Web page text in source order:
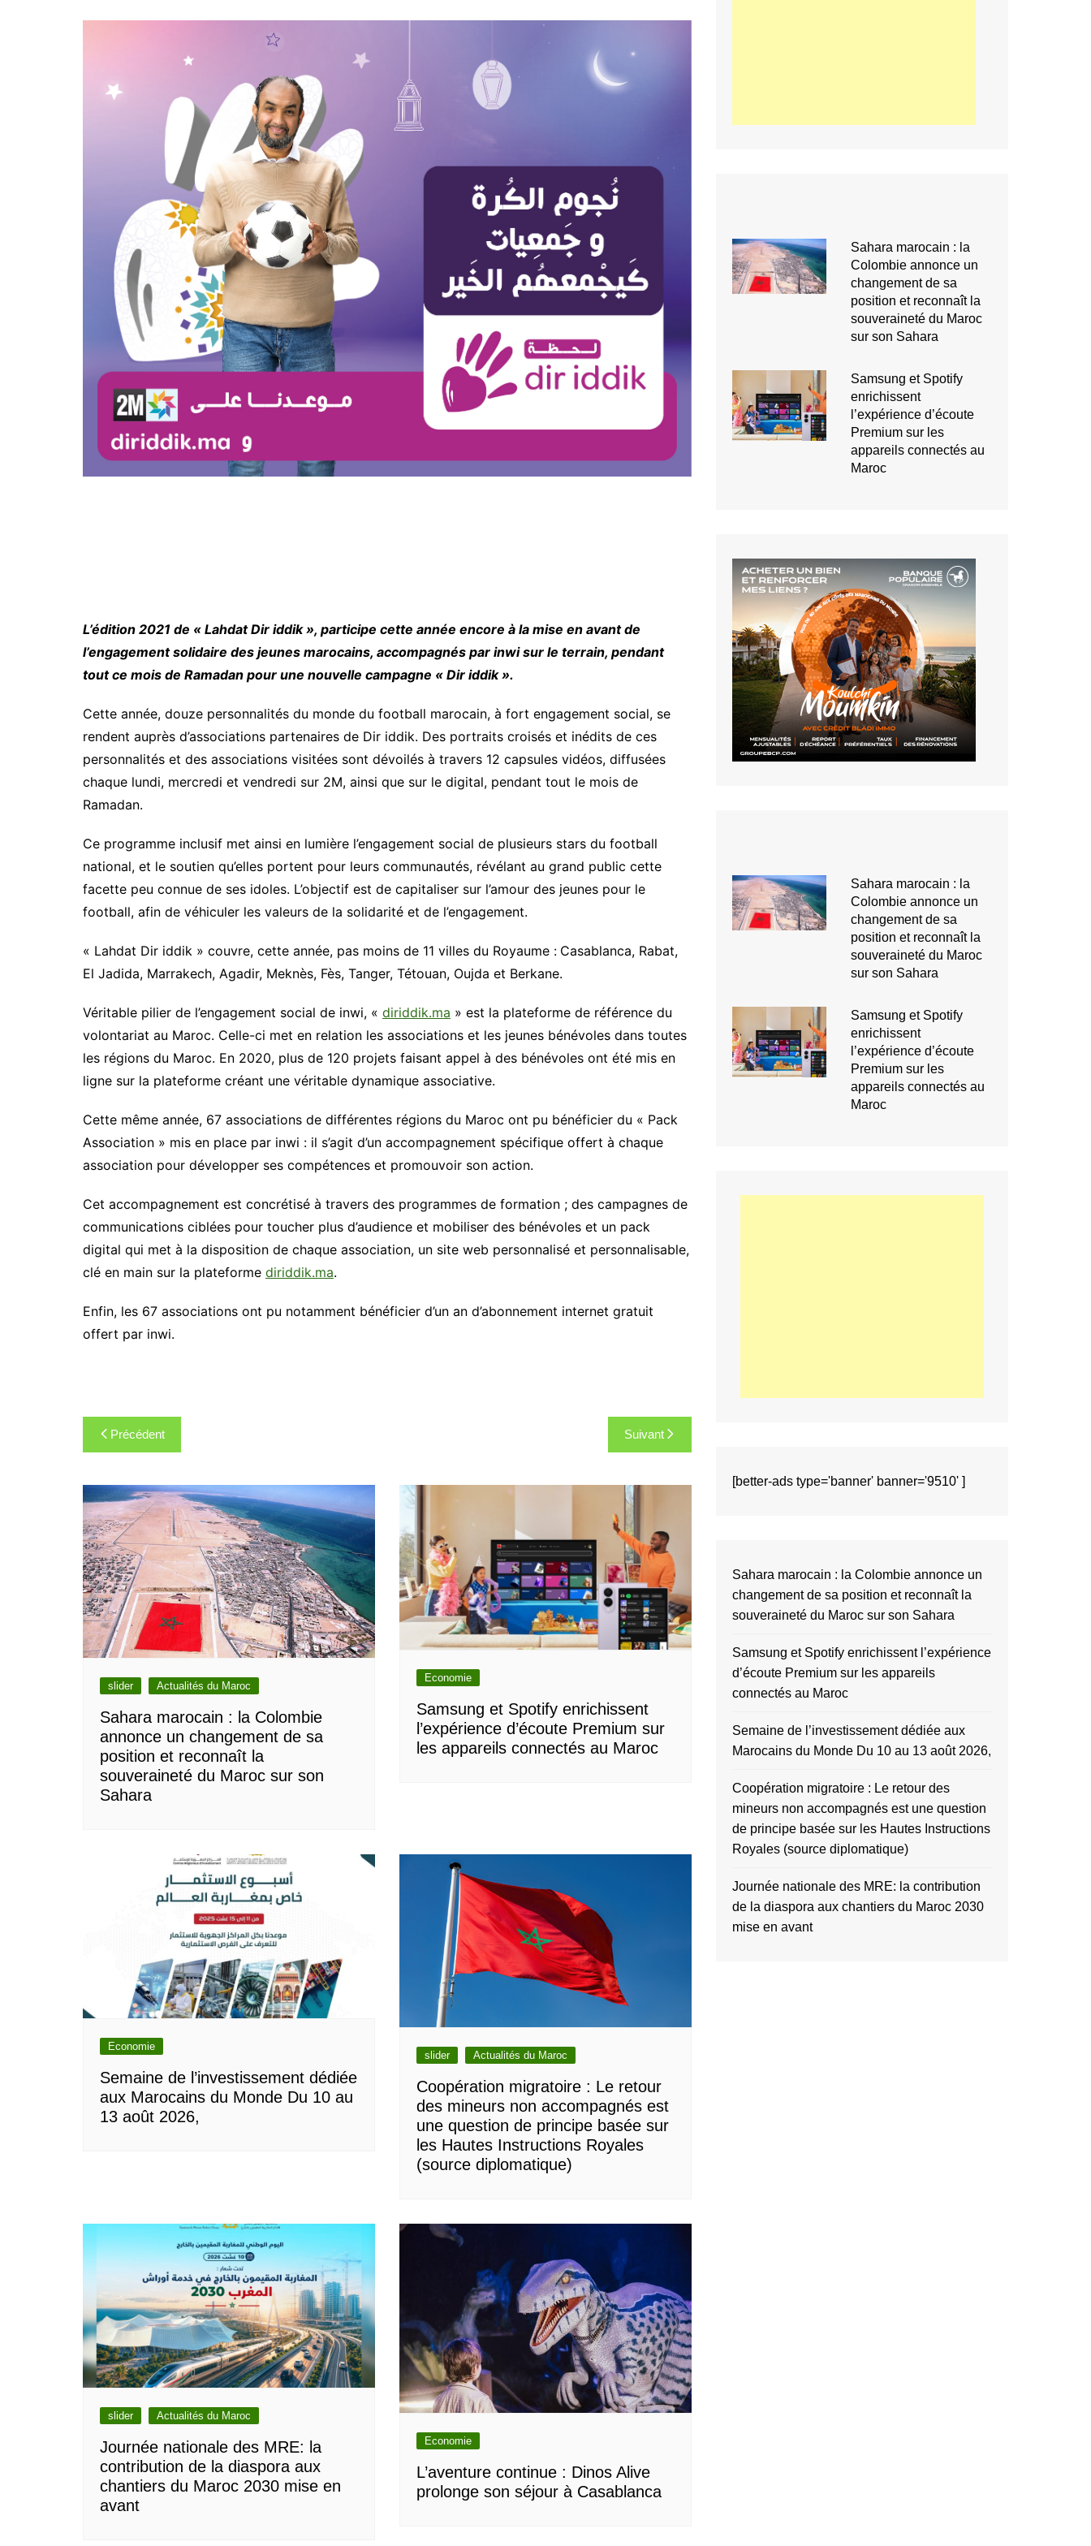
L’édition 2021 de « Lahdat Dir iddik », participe cette année encore à la mise en avant de
l’engagement solidaire des jeunes marocains, accompagnés par inwi sur le terrain, pendant
tout ce mois de Ramadan pour une nouvelle campagne « Dir iddik ».
Cette année, douze personnalités du monde du football marocain, à fort engagement social, se
rendent auprès d’associations partenaires de Dir iddik. Des portraits croisés et inédits de ces
personnalités et des associations visitées sont dévoilés à travers 12 capsules vidéos, diffusées
chaque lundi, mercredi et vendredi sur 2M, ainsi que sur le digital, pendant tout le mois de
Ramadan.
Ce programme inclusif met ainsi en lumière l’engagement social de plusieurs stars du football
national, et le soutien qu’elles portent pour leurs communautés, révélant au grand public cette
facette peu connue de ses idoles. L’objectif est de capitaliser sur l’amour des jeunes pour le
football, afin de véhiculer les valeurs de la solidarité et de l’engagement.
« Lahdat Dir iddik » couvre, cette année, pas moins de 11 villes du Royaume : Casablanca, Rabat,
El Jadida, Marrakech, Agadir, Meknès, Fès, Tanger, Tétouan, Oujda et Berkane.
Véritable pilier de l’engagement social de inwi, « diriddik.ma » est la plateforme de référence du
volontariat au Maroc. Celle-ci met en relation les associations et les jeunes bénévoles dans toutes
les régions du Maroc. En 2020, plus de 120 projets faisant appel à des bénévoles ont été mis en
ligne sur la plateforme créant une véritable dynamique associative.
Cette même année, 67 associations de différentes régions du Maroc ont pu bénéficier du « Pack
Association » mis en place par inwi : il s’agit d’un accompagnement spécifique offert à chaque
association pour développer ses compétences et promouvoir son action.
Cet accompagnement est concrétisé à travers des programmes de formation ; des campagnes de
communications ciblées pour toucher plus d’audience et mobiliser des bénévoles et un pack
digital qui met à la disposition de chaque association, un site web personnalisé et personnalisable,
clé en main sur la plateforme diriddik.ma.
Enfin, les 67 associations ont pu notamment bénéficier d’un an d’abonnement internet gratuit
offert par inwi.
Navigation
de
l’article
Précédent Suivant
slider Actualités du Maroc
Sahara marocain : la Colombie
annonce un changement de sa
position et reconnaît la
souveraineté du Maroc sur son
Sahara
Economie
Samsung et Spotify enrichissent
l’expérience d’écoute Premium sur
les appareils connectés au Maroc
Economie
Semaine de l’investissement dédiée
aux Marocains du Monde Du 10 au
13 août 2026,
slider Actualités du Maroc
Coopération migratoire : Le retour
des mineurs non accompagnés est
une question de principe basée sur
les Hautes Instructions Royales
(source diplomatique)
slider Actualités du Maroc
Journée nationale des MRE: la
contribution de la diaspora aux
chantiers du Maroc 2030 mise en
avant
Economie
L’aventure continue : Dinos Alive
prolonge son séjour à Casablanca
Sahara marocain : la
Colombie annonce un
changement de sa
position et reconnaît la
souveraineté du Maroc
sur son Sahara
Samsung et Spotify
enrichissent
l’expérience d’écoute
Premium sur les
appareils connectés au
Maroc
Sahara marocain : la
Colombie annonce un
changement de sa
position et reconnaît la
souveraineté du Maroc
sur son Sahara
Samsung et Spotify
enrichissent
l’expérience d’écoute
Premium sur les
appareils connectés au
Maroc
[better-ads type='banner' banner='9510' ]
Sahara marocain : la Colombie annonce un
changement de sa position et reconnaît la
souveraineté du Maroc sur son Sahara
Samsung et Spotify enrichissent l’expérience
d’écoute Premium sur les appareils
connectés au Maroc
Semaine de l’investissement dédiée aux
Marocains du Monde Du 10 au 13 août 2026,
Coopération migratoire : Le retour des
mineurs non accompagnés est une question
de principe basée sur les Hautes Instructions
Royales (source diplomatique)
Journée nationale des MRE: la contribution
de la diaspora aux chantiers du Maroc 2030
mise en avant